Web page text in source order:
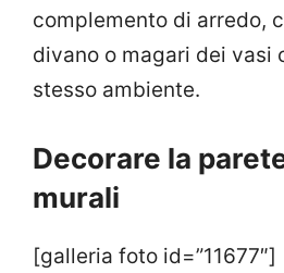
complemento di arredo,
divano o magari dei vasi
stesso ambiente.
Decorare la
murali
[galleria foto id=”11677″]